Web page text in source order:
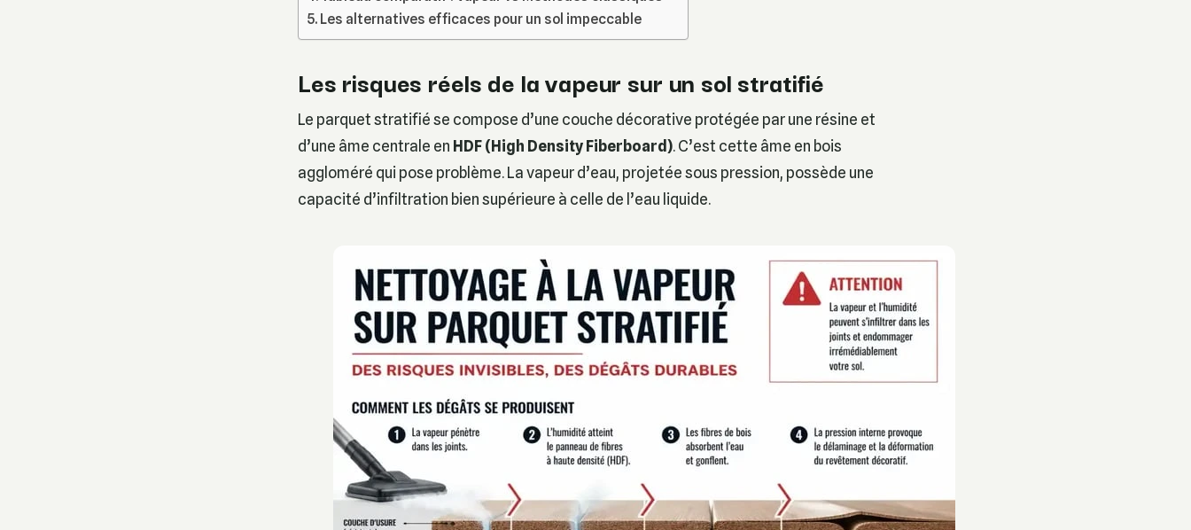
Les alternatives efficaces pour un sol impeccable
Les risques réels de la vapeur sur un sol stratifié
Le parquet stratifié se compose d’une couche décorative protégée par une résine et
d’une âme centrale en HDF (High Density Fiberboard). C’est cette âme en bois
aggloméré qui pose problème. La vapeur d’eau, projetée sous pression, possède une
capacité d’infiltration bien supérieure à celle de l’eau liquide.